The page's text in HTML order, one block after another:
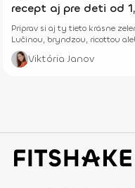
recept aj pre deti od
Priprav si aj ty tieto krásne
Lučinou, bryndzou, ricottou
Viktória Janov